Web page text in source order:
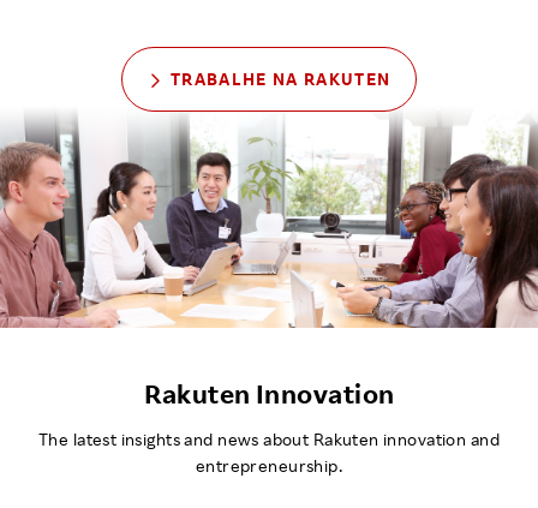
TRABALHE NA RAKUTEN
Rakuten Innovation
The latest insights and news about Rakuten innovation and
entrepreneurship.